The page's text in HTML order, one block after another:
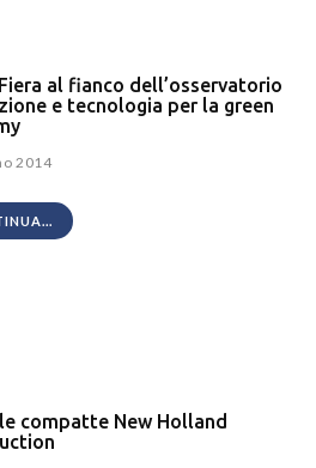
al fianco dell’osservatorio
e tecnologia per la green
2014
compatte New Holland